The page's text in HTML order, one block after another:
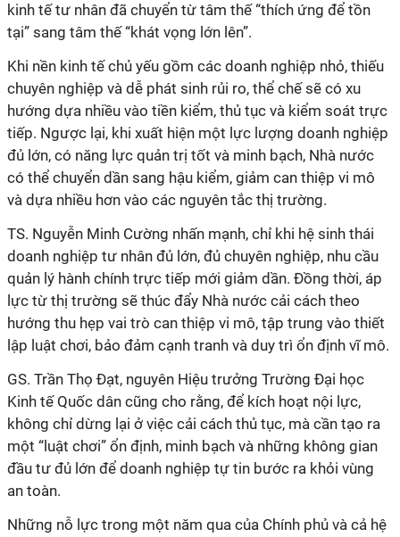
kinh tế tư nhân đã chuyển từ tâm thế “thích ứng để tồn
tại” sang tâm thế “khát vọng lớn lên”.
Khi nền kinh tế chủ yếu gồm các doanh nghiệp nhỏ, thiếu
chuyên nghiệp và dễ phát sinh rủi ro, thể chế sẽ có xu
hướng dựa nhiều vào tiền kiểm, thủ tục và kiểm soát trực
tiếp. Ngược lại, khi xuất hiện một lực lượng doanh nghiệp
đủ lớn, có năng lực quản trị tốt và minh bạch, Nhà nước
có thể chuyển dần sang hậu kiểm, giảm can thiệp vi mô
và dựa nhiều hơn vào các nguyên tắc thị trường.
TS. Nguyễn Minh Cường nhấn mạnh, chỉ khi hệ sinh thái
doanh nghiệp tư nhân đủ lớn, đủ chuyên nghiệp, nhu cầu
quản lý hành chính trực tiếp mới giảm dần. Đồng thời, áp
lực từ thị trường sẽ thúc đẩy Nhà nước cải cách theo
hướng thu hẹp vai trò can thiệp vi mô, tập trung vào thiết
lập luật chơi, bảo đảm cạnh tranh và duy trì ổn định vĩ mô.
GS. Trần Thọ Đạt, nguyên Hiệu trưởng Trường Đại học
Kinh tế Quốc dân cũng cho rằng, để kích hoạt nội lực,
không chỉ dừng lại ở việc cải cách thủ tục, mà cần tạo ra
một “luật chơi” ổn định, minh bạch và những không gian
đầu tư đủ lớn để doanh nghiệp tự tin bước ra khỏi vùng
an toàn.
Những nỗ lực trong một năm qua của Chính phủ và cả hệ